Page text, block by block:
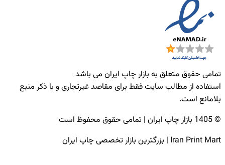
تمامی حقوق متعلق به بازار چاپ ایران می باشد
استفاده از مطالب سایت فقط برای مقاصد غیرتجاری و با ذکر منبع
بلامانع است.
© 1405 بازار چاپ ایران | تمامی حقوق محفوظ است
Iran Print Mart | بزرگترین بازار تخصصی چاپ ایران